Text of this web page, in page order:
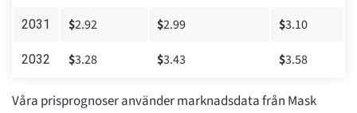
2031 $2.92 $2.99 $3.10
2032 $3.28 $3.43 $3.58
Våra prisprognoser använder marknadsdata från Mask